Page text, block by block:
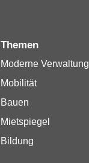
Themen
Moderne Verwaltung
Mobilität
Bauen
Mietspiegel
Bildung